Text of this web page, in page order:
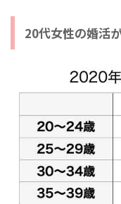
20代女性の婚活